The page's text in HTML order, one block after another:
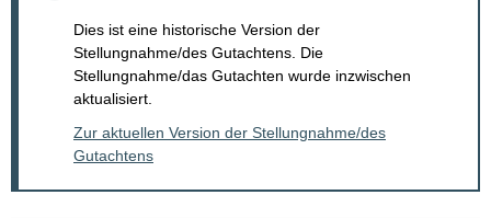
Dies ist eine historische Version der
Stellungnahme/des Gutachtens. Die
Stellungnahme/das Gutachten wurde inzwischen
aktualisiert.
Zur aktuellen Version der Stellungnahme/des
Gutachtens